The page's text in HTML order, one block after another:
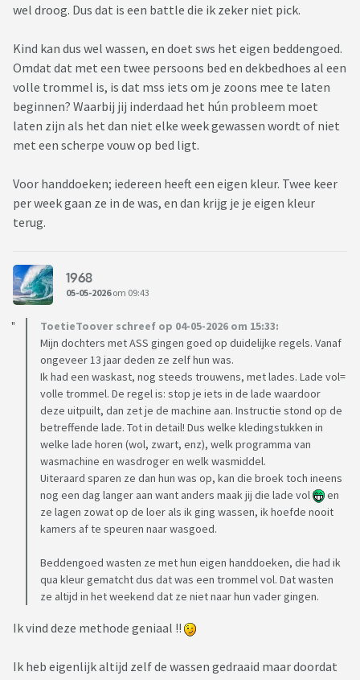
wel droog. Dus dat is een battle die ik zeker niet pick.
Kind kan dus wel wassen, en doet sws het eigen beddengoed.
Omdat dat met een twee persoons bed en dekbedhoes al een
volle trommel is, is dat mss iets om je zoons mee te laten
beginnen? Waarbij jij inderdaad het hún probleem moet
laten zijn als het dan niet elke week gewassen wordt of niet
met een scherpe vouw op bed ligt.
Voor handdoeken; iedereen heeft een eigen kleur. Twee keer
per week gaan ze in de was, en dan krijg je je eigen kleur
terug.
1968
05-05-2026om 09:43
ToetieToover schreef op 04-05-2026 om 15:33:
Mijn dochters met ASS gingen goed op duidelijke regels. Vanaf
ongeveer 13 jaar deden ze zelf hun was.
Ik had een waskast, nog steeds trouwens, met lades. Lade vol=
volle trommel. De regel is: stop je iets in de lade waardoor
deze uitpuilt, dan zet je de machine aan. Instructie stond op de
betreffende lade. Tot in detail! Dus welke kledingstukken in
welke lade horen (wol, zwart, enz), welk programma van
wasmachine en wasdroger en welk wasmiddel.
Uiteraard sparen ze dan hun was op, kan die broek toch ineens
nog een dag langer aan want anders maak jij die lade vol
en
ze lagen zowat op de loer als ik ging wassen, ik hoefde nooit
kamers af te speuren naar wasgoed.
Beddengoed wasten ze met hun eigen handdoeken, die had ik
qua kleur gematcht dus dat was een trommel vol. Dat wasten
ze altijd in het weekend dat ze niet naar hun vader gingen.
Ik vind deze methode geniaal !!
Ik heb eigenlijk altijd zelf de wassen gedraaid maar doordat